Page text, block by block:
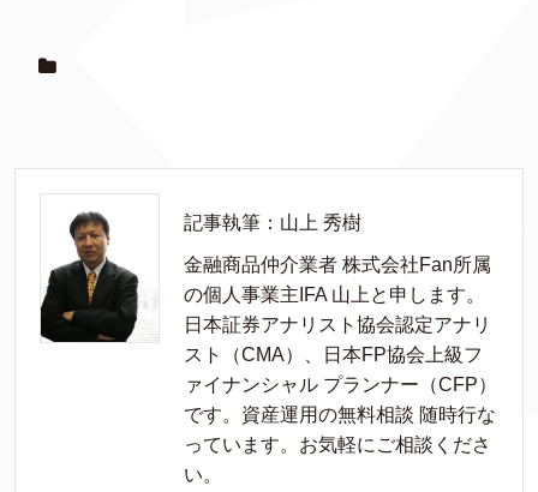
記事執筆：山上 秀樹
金融商品仲介業者 株式会社Fan所属
の個人事業主IFA 山上と申します。
日本証券アナリスト協会認定アナリ
スト（CMA）、日本FP協会上級フ
ァイナンシャル プランナー（CFP）
です。資産運用の無料相談 随時行な
っています。お気軽にご相談くださ
い。